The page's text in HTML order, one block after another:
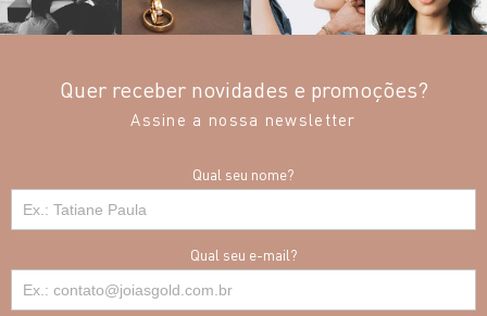
Quer receber novidades e promoções?
Assine a nossa newsletter
Qual seu nome?
Qual seu e-mail?